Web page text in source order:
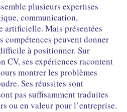
plusieurs expertises
communication,
Mais présentées
compétences peuvent donner
à positionner. Sur
CV, ses expériences racontent
montrer les problèmes
Ses réussites sont
pas suffisamment traduites
ou en valeur pour l’entreprise.